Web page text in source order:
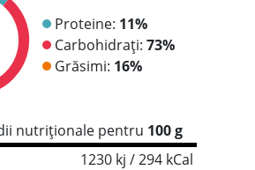
Proteine: 11%
Carbohidrați: 73%
Grăsimi: 16%
nutriționale pentru 100 g
1230 kj / 294 kCal